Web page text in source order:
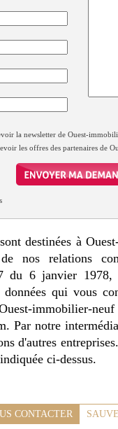
la newsletter de Ouest-
les offres des partenaires de
destinées à
nos relations
du 6 janvier 1978,
qui vous
immobilier-
Par notre
d'autres
ci-dessus.
CONTACTER